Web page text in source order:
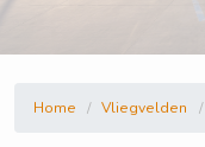
Home Vliegvelden